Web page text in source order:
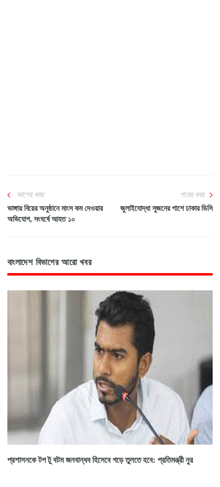
আগের খবর
ভাঙ্গায় বিয়ের অনুষ্ঠানে মাংস কম দেওয়ার
অভিযোগ, সংঘর্ষে আহত ১০
পরের খবর
জুলাইযোদ্ধা সুজনের পাশে ঢাকার ডিসি
বাংলাদেশ বিভাগের আরো খবর
প্রশাসনকে টপ টু বটম জনবান্ধব হিসেবে গড়ে তুলতে হবে: প্রতিমন্ত্রী নুর